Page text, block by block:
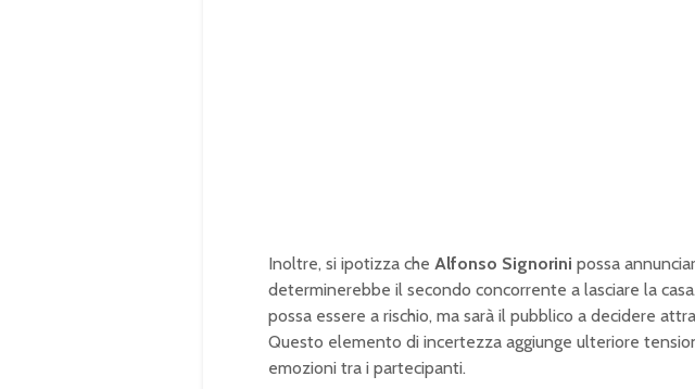
Inoltre, si ipotizza che Alfonso Signorini possa
determinerebbe il secondo concorrente a lasciare la
possa essere a rischio, ma sarà il pubblico a decidere
Questo elemento di incertezza aggiunge ulteriore
emozioni tra i partecipanti.